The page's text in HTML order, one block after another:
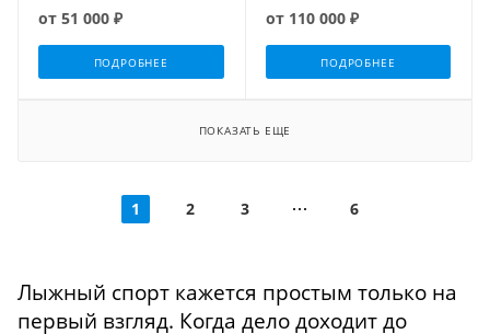
от 51 000 ₽
ПОДРОБНЕЕ
от 110 000 ₽
ПОДРОБНЕЕ
ПОКАЗАТЬ ЕЩЕ
1 2 3 6
Лыжный спорт кажется простым только на
первый взгляд. Когда дело доходит до